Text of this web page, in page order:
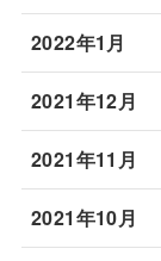
2022年1月
2021年12月
2021年11月
2021年10月